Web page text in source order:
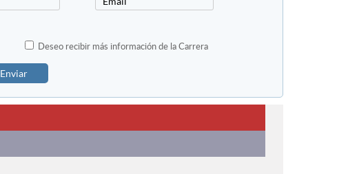
Deseo recibir más información de la Carrera
Enviar